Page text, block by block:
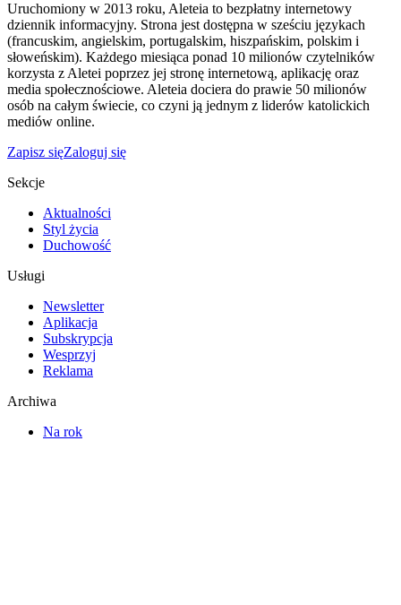
Uruchomiony w 2013 roku, Aleteia to bezpłatny internetowy
dziennik informacyjny. Strona jest dostępna w sześciu językach
(francuskim, angielskim, portugalskim, hiszpańskim, polskim i
słoweńskim). Każdego miesiąca ponad 10 milionów czytelników
korzysta z Aletei poprzez jej stronę internetową, aplikację oraz
media społecznościowe. Aleteia dociera do prawie 50 milionów
osób na całym świecie, co czyni ją jednym z liderów katolickich
mediów online.
Zapisz sięZaloguj się
Sekcje
Aktualności
Styl życia
Duchowość
Usługi
Newsletter
Aplikacja
Subskrypcja
Wesprzyj
Reklama
Archiwa
Na rok